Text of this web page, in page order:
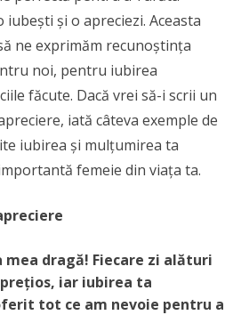
iubești și o apreciezi. Aceasta
ne exprimăm recunoștința
noi, pentru iubirea
făcute. Dacă vrei să-i scrii un
iată câteva exemple de
iubirea și mulțumirea ta
femeie din viața ta.
mea dragă! Fiecare zi alături
iar iubirea ta
tot ce am nevoie pentru a